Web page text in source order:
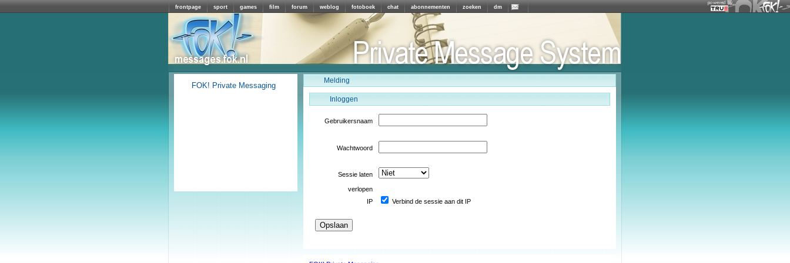
frontpage sport games film forum weblog fotoboek chat abonnementen zoeken dm
Melding
Inloggen
Gebruikersnaam
Wachtwoord
Sessie laten
verlopen
IP
Verbind de sessie aan dit IP
FOK! Private Messaging